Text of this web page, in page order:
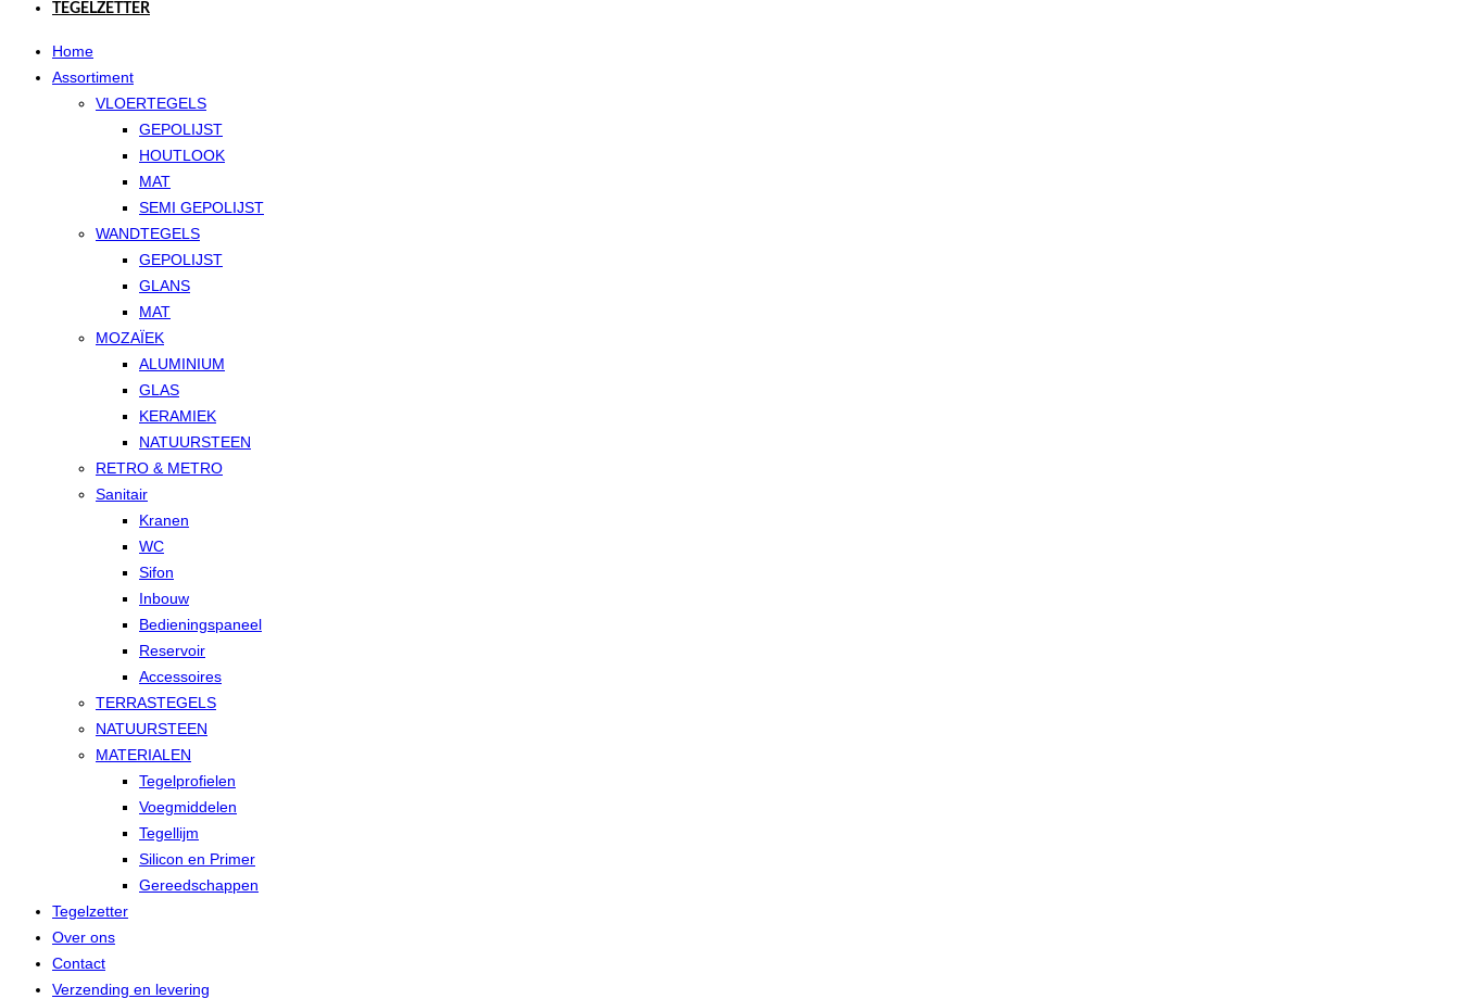
TEGELZETTER
Home
Assortiment
VLOERTEGELS
GEPOLIJST
HOUTLOOK
MAT
SEMI GEPOLIJST
WANDTEGELS
GEPOLIJST
GLANS
MAT
MOZAÏEK
ALUMINIUM
GLAS
KERAMIEK
NATUURSTEEN
RETRO & METRO
Sanitair
Kranen
WC
Sifon
Inbouw
Bedieningspaneel
Reservoir
Accessoires
TERRASTEGELS
NATUURSTEEN
MATERIALEN
Tegelprofielen
Voegmiddelen
Tegellijm
Silicon en Primer
Gereedschappen
Tegelzetter
Over ons
Contact
Verzending en levering